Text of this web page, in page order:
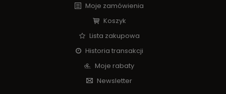
Moje zamówienia
Koszyk
Lista zakupowa
Historia transakcji
Moje rabaty
Newsletter